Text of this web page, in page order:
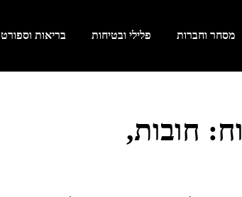
מסחר וחברות פלילי ובטיחות בריאות וספורט
חובות,